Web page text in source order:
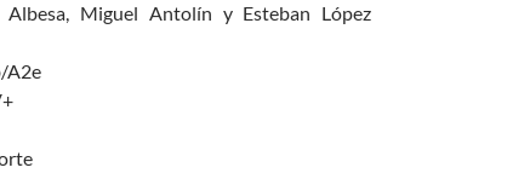
Albesa, Miguel Antolín y Esteban López
A2e